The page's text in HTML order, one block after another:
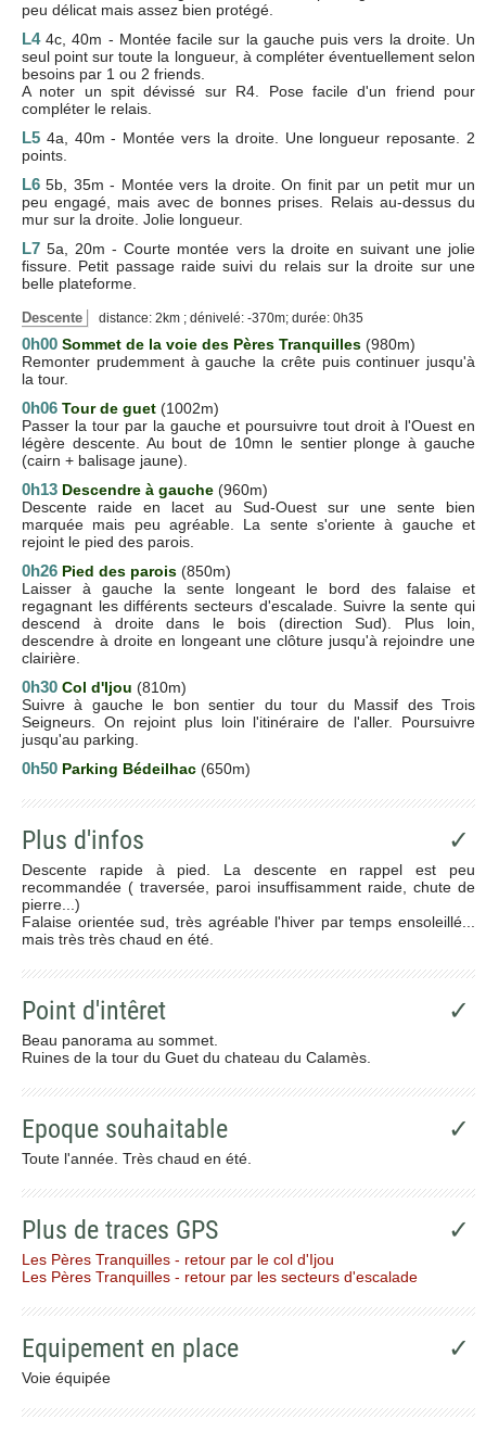
peu délicat mais assez bien protégé.
L44c, 40m - Montée facile sur la gauche puis vers la droite. Un
seul point sur toute la longueur, à compléter éventuellement selon
besoins par 1 ou 2 friends.
A noter un spit dévissé sur R4. Pose facile d'un friend pour
compléter le relais.
L5 4a, 40m - Montée vers la droite. Une longueur reposante. 2
points.
L6 5b, 35m - Montée vers la droite. On finit par un petit mur un
peu engagé, mais avec de bonnes prises. Relais au-dessus du
mur sur la droite. Jolie longueur.
L7 5a, 20m - Courte montée vers la droite en suivant une jolie
fissure. Petit passage raide suivi du relais sur la droite sur une
belle plateforme.
Descente distance: 2km ; dénivelé: -370m; durée: 0h35
0h00 Sommet de la voie des Pères Tranquilles (980m)
Remonter prudemment à gauche la crête puis continuer jusqu'à
la tour.
0h06 Tour de guet (1002m)
Passer la tour par la gauche et poursuivre tout droit à l'Ouest en
légère descente. Au bout de 10mn le sentier plonge à gauche
(cairn + balisage jaune).
0h13 Descendre à gauche (960m)
Descente raide en lacet au Sud-Ouest sur une sente bien
marquée mais peu agréable. La sente s'oriente à gauche et
rejoint le pied des parois.
0h26 Pied des parois (850m)
Laisser à gauche la sente longeant le bord des falaise et
regagnant les différents secteurs d'escalade. Suivre la sente qui
descend à droite dans le bois (direction Sud). Plus loin,
descendre à droite en longeant une clôture jusqu'à rejoindre une
clairière.
0h30 Col d'Ijou (810m)
Suivre à gauche le bon sentier du tour du Massif des Trois
Seigneurs. On rejoint plus loin l'itinéraire de l'aller. Poursuivre
jusqu'au parking.
0h50 Parking Bédeilhac (650m)
Plus d'infos ✓
Descente rapide à pied. La descente en rappel est peu
recommandée ( traversée, paroi insuffisamment raide, chute de
pierre...)
Falaise orientée sud, très agréable l'hiver par temps ensoleillé...
mais très très chaud en été.
Point d'intêret ✓
Beau panorama au sommet.
Ruines de la tour du Guet du chateau du Calamès.
Epoque souhaitable ✓
Toute l'année. Très chaud en été.
Plus de traces GPS ✓
Les Pères Tranquilles - retour par le col d'Ijou
Les Pères Tranquilles - retour par les secteurs d'escalade
Equipement en place ✓
Voie équipée